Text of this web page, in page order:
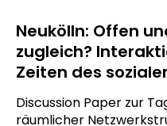
Neukölln: Offen
zugleich?
Zeiten des
Discussion Paper zur
räumlicher